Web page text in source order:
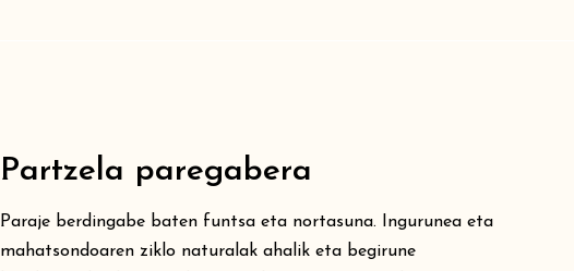
Partzela paregabera
Paraje berdingabe baten funtsa eta nortasuna. Ingurunea eta
mahatsondoaren ziklo naturalak ahalik eta begirune